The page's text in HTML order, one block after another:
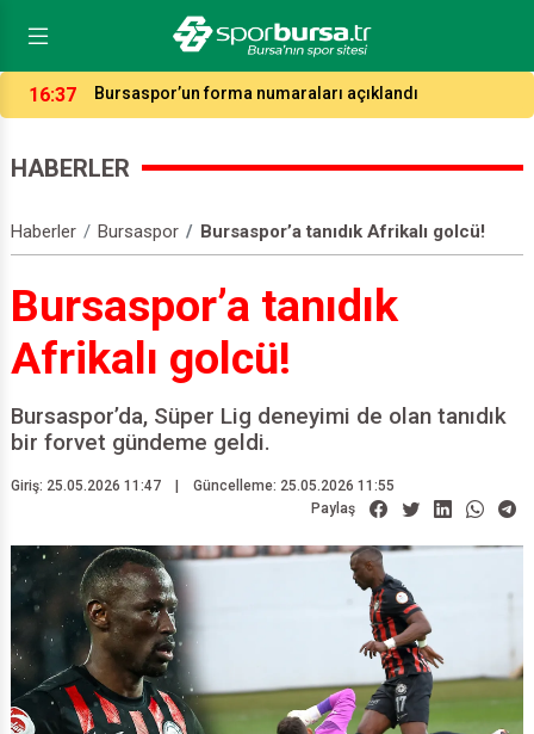
16:37 Bursaspor’un forma numaraları açıklandı
HABERLER
Haberler Bursaspor Bursaspor’a tanıdık Afrikalı golcü!
Bursaspor’a tanıdık
Afrikalı golcü!
Bursaspor’da, Süper Lig deneyimi de olan tanıdık
bir forvet gündeme geldi.
Giriş: 25.05.2026 11:47 |
Güncelleme: 25.05.2026 11:55
Paylaş